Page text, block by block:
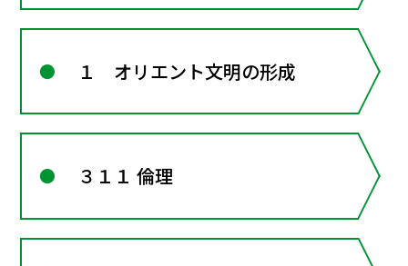
１ オリエント文明の形成
３１１ 倫理